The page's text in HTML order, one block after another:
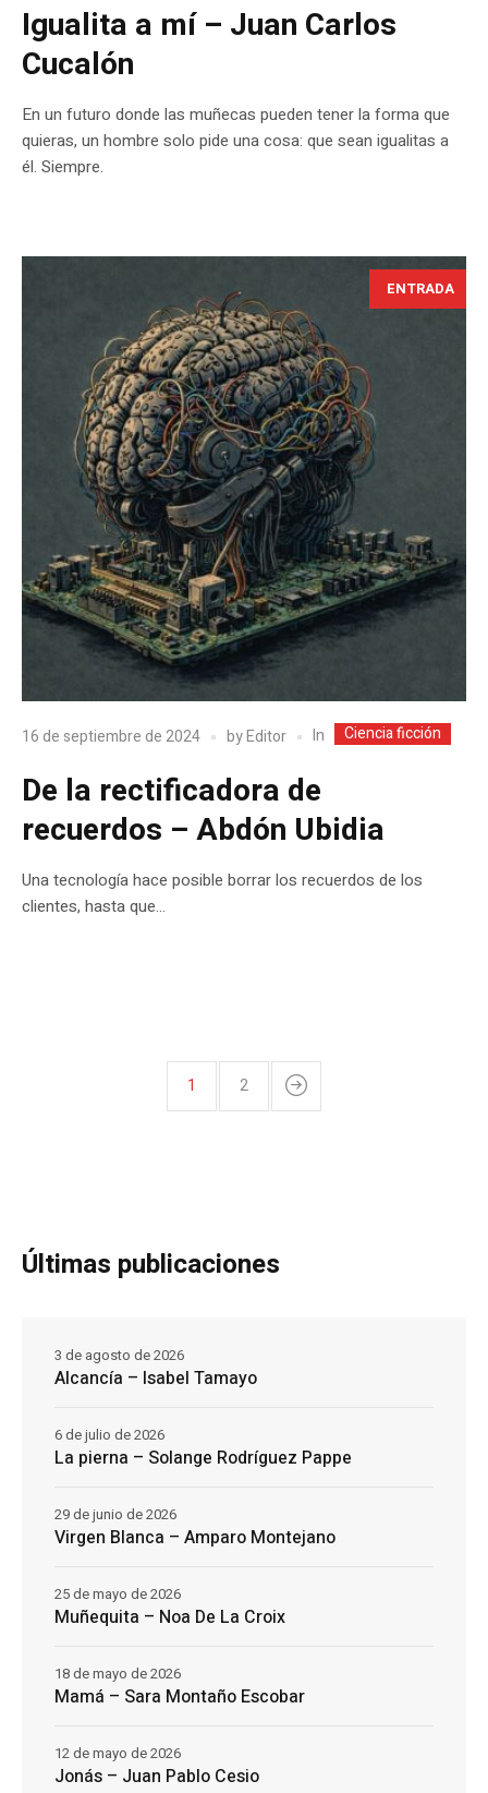
Igualita a mí – Juan Carlos
Cucalón
En un futuro donde las muñecas pueden tener la forma que
quieras, un hombre solo pide una cosa: que sean igualitas a
él. Siempre.
ENTRADA
16 de septiembre de 2024 byEditor In Ciencia ficción
De la rectificadora de
recuerdos – Abdón Ubidia
Una tecnología hace posible borrar los recuerdos de los
clientes, hasta que...
1 2
Últimas publicaciones
Alcancía – Isabel Tamayo
3 de agosto de 2026
La pierna – Solange Rodríguez Pappe
6 de julio de 2026
Virgen Blanca – Amparo Montejano
29 de junio de 2026
Muñequita – Noa De La Croix
25 de mayo de 2026
Mamá – Sara Montaño Escobar
18 de mayo de 2026
Jonás – Juan Pablo Cesio
12 de mayo de 2026